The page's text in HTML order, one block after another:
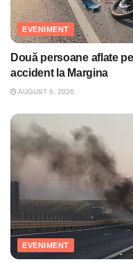
EVENIMENT
Două persoane aflate
accident la Margina
AUGUST 6, 2026
EVENIMENT